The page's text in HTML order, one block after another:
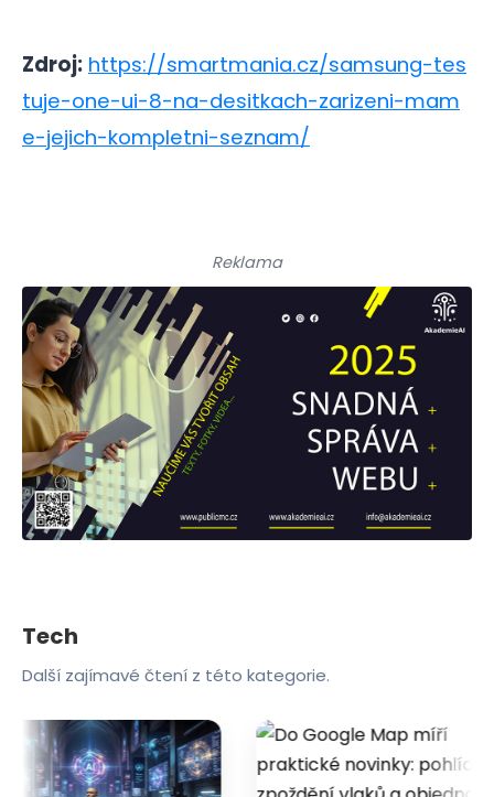
Zdroj: https://smartmania.cz/samsung-tes
tuje-one-ui-8-na-desitkach-zarizeni-mam
e-jejich-kompletni-seznam/
Reklama
Tech
Další zajímavé čtení z této kategorie.